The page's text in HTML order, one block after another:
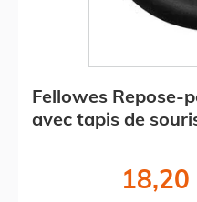
Fellowes Repose-
avec tapis de
18,20